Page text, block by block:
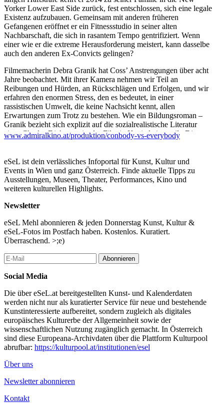
Yorker Lower East Side zurück, fest entschlossen, sich eine legale
Existenz aufzubauen. Gemeinsam mit anderen früheren
Gefangenen eröffnet er ein Fitnessstudio in seiner alten
Nachbarschaft, die sich in rasantem Tempo gentrifiziert. Wenn
einer wie er die extreme Herausforderung meistert, kann dasselbe
auch den anderen Ex-Convicts gelingen?
Filmemacherin Debra Granik hat Coss’ Anstrengungen über acht
Jahre beobachtet. Mit ihrer Kamera nehmen wir Teil an
Reibungen und Hürden, an Rückschlägen und Erfolgen, und wir
erfahren den enormen Stress, den es bedeutet, in einer
rassistischen Umwelt, die keine Nachsicht kennt, allen
Erwartungen zum Trotz zu bestehen. Wie ein Bildungsroman –
Granik bezieht sich explizit auf die sozialrealistische Literatur
eines Charles Dickens – ist der Film in Kapitel eingeteilt. Die
lange Form ermöglicht es ihr, mehreren Erzählsträngen
widmen. So entwickelt sich ein zunehmender Sog, der uns bald
die Zeit vergessen, jedes Scheitern beklagen und jeden kleinen
Sieg bejubeln lässt.
www.admiralkino.at/produktion/conbody-vs-everybody
eSeL ist dein verlässliches Infoportal für Kunst, Kultur und
Events in Wien und ganz Österreich. Finde aktuelle Tipps zu
Ausstellungen, Museen, Theater, Performances, Kino und
weiteren kulturellen Highlights.
Newsletter
eSeL Mehl abonnieren & jeden Donnerstag Kunst, Kultur &
eSeL-Fotos im Postfach haben. Kostenlos. Kuratiert.
Überraschend. >;e)
Abonnieren
Social Media
Die über eSeL.at bereitgestellten Kunst- und Kalenderdaten
werden nicht nur als kuratierter Service für neue und bestehende
Kunstinteressierte aufbereitet, sondern zugleich als digitales
europäisches Kulturerbe der Allgemeinheit sowie der
wissenschaftlichen Nutzung zugänglich gemacht. In Österreich
sind diese Europeana-Archivdaten über die Plattform Kulturpool
abrufbar: https://kulturpool.at/institutionen/esel
Über uns
Newsletter abonnieren
Kontakt